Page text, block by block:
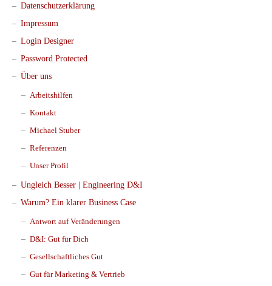
Datenschutzerklärung
Impressum
Login Designer
Password Protected
Über uns
Arbeitshilfen
Kontakt
Michael Stuber
Referenzen
Unser Profil
Ungleich Besser | Engineering D&I
Warum? Ein klarer Business Case
Antwort auf Veränderungen
D&I: Gut für Dich
Gesellschaftliches Gut
Gut für Marketing & Vertrieb